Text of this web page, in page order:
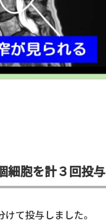
細胞を計３回投与
て投与しました。